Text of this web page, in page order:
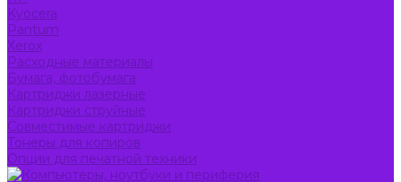
Kyocera
Pantum
Xerox
Расходные материалы
Бумага, фотобумага
Картриджи лазерные
Картриджи струйные
Совместимые картриджи
Тонеры для копиров
Опции для печатной техники